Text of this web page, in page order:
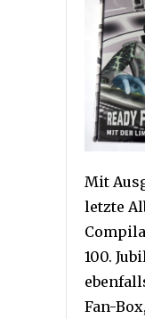
Mit
letzte
100.
Fan-